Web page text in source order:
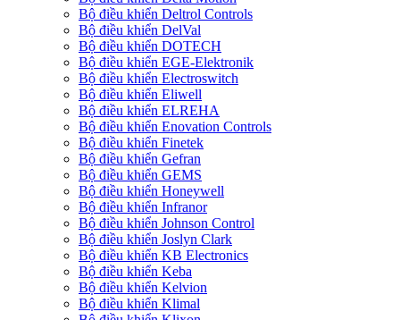
Bộ điều khiển Deltrol Controls
Bộ điều khiển DelVal
Bộ điều khiển DOTECH
Bộ điều khiển EGE-Elektronik
Bộ điều khiển Electroswitch
Bộ điều khiển Eliwell
Bộ điều khiển ELREHA
Bộ điều khiển Enovation Controls
Bộ điều khiển Finetek
Bộ điều khiển Gefran
Bộ điều khiển GEMS
Bộ điều khiển Honeywell
Bộ điều khiển Infranor
Bộ điều khiển Johnson Control
Bộ điều khiển Joslyn Clark
Bộ điều khiển KB Electronics
Bộ điều khiển Keba
Bộ điều khiển Kelvion
Bộ điều khiển Klimal